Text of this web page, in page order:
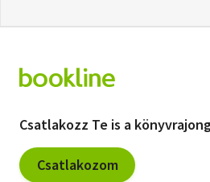
Csatlakozz Te is a
Csatlakozom